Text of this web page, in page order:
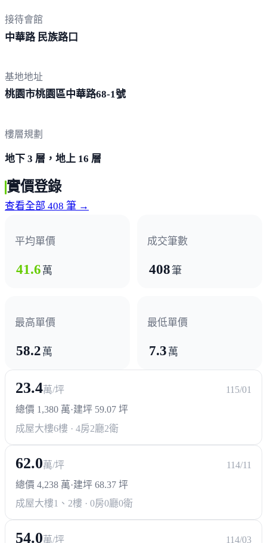
接待會館
中華路 民族路口
基地地址
桃園市桃園區中華路68-1號
樓層規劃
地下 3 層，地上 16 層
實價登錄
查看全部 408 筆 →
平均單價
41.6 萬
成交筆數
408筆
最高單價
58.2 萬
最低單價
7.3 萬
23.4萬/坪
115/01
總價 1,380 萬·建坪 59.07 坪
成屋大樓6樓 · 4房2廳2衛
62.0萬/坪
114/11
總價 4,238 萬·建坪 68.37 坪
成屋大樓1、2樓 · 0房0廳0衛
54.0萬/坪 114/03